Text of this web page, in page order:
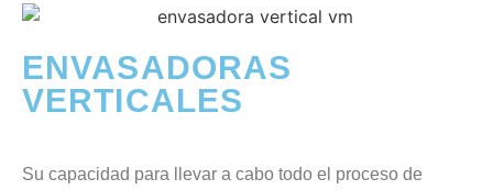
ENVASADORAS
VERTICALES
Su capacidad para llevar a cabo todo el proceso de